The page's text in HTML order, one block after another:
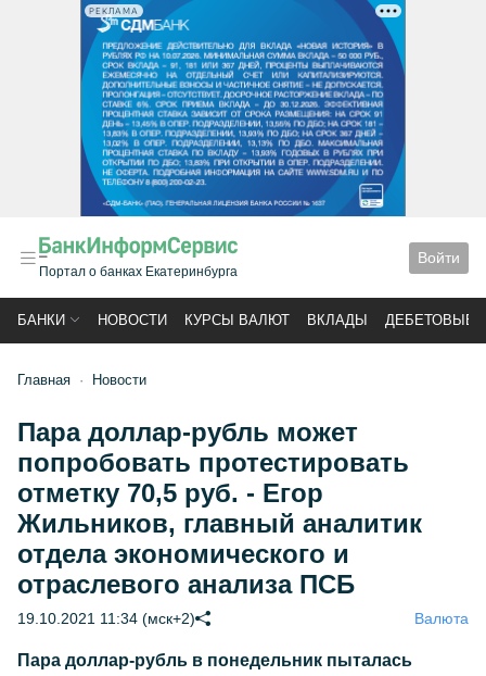
РЕКЛАМА
Портал о банках Екатеринбурга
Войти
БАНКИ НОВОСТИ КУРСЫ ВАЛЮТ ВКЛАДЫ ДЕБЕТОВЫЕ
Главная Новости
Пара доллар-рубль может
попробовать протестировать
отметку 70,5 руб. - Егор
Жильников, главный аналитик
отдела экономического и
отраслевого анализа ПСБ
19.10.2021 11:34 (мск+2) Валюта
Пара доллар-рубль в понедельник пыталась